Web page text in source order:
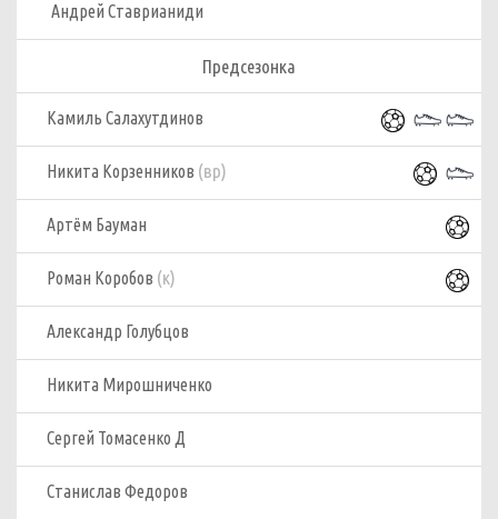
Андрей Ставрианиди
Предсезонка
Камиль Салахутдинов
Никита Корзенников (вр)
Артём Бауман
Роман Коробов (к)
Александр Голубцов
Никита Мирошниченко
Сергей Томасенко Д
Станислав Федоров